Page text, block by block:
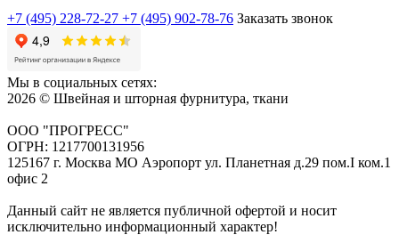
+7 (495) 228-72-27 +7 (495) 902-78-76 Заказать звонок
Мы в социальных сетях:
2026 © Швейная и шторная фурнитура, ткани
ООО "ПРОГРЕСС"
ОГРН: 1217700131956
125167 г. Москва МО Аэропорт ул. Планетная д.29 пом.I ком.1
офис 2
Данный сайт не является публичной офертой и носит
исключительно информационный характер!